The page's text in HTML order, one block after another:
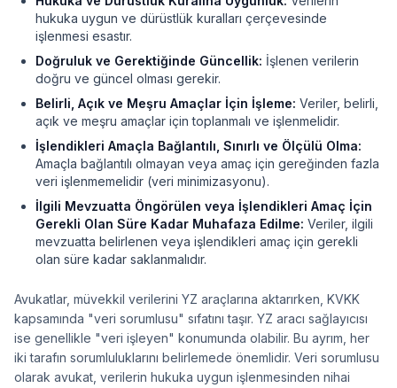
hukuka uygun ve dürüstlük kuralları çerçevesinde
işlenmesi esastır.
Doğruluk ve Gerektiğinde Güncellik: İşlenen verilerin
doğru ve güncel olması gerekir.
Belirli, Açık ve Meşru Amaçlar İçin İşleme: Veriler, belirli,
açık ve meşru amaçlar için toplanmalı ve işlenmelidir.
İşlendikleri Amaçla Bağlantılı, Sınırlı ve Ölçülü Olma:
Amaçla bağlantılı olmayan veya amaç için gereğinden fazla
veri işlenmemelidir (veri minimizasyonu).
İlgili Mevzuatta Öngörülen veya İşlendikleri Amaç İçin
Gerekli Olan Süre Kadar Muhafaza Edilme: Veriler, ilgili
mevzuatta belirlenen veya işlendikleri amaç için gerekli
olan süre kadar saklanmalıdır.
Avukatlar, müvekkil verilerini YZ araçlarına aktarırken, KVKK
kapsamında "veri sorumlusu" sıfatını taşır. YZ aracı sağlayıcısı
ise genellikle "veri işleyen" konumunda olabilir. Bu ayrım, her
iki tarafın sorumluluklarını belirlemede önemlidir. Veri sorumlusu
olarak avukat, verilerin hukuka uygun işlenmesinden nihai